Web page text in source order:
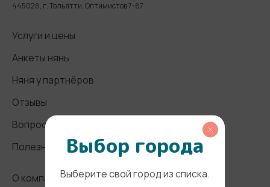
445028, г. Тольятти, Оптимистов 7-87
Услуги и цены
Анкеты нянь
Няня у партнёров
Отзывы
Вопросы и ответы
Полезные статьи
О компании
Выбор города
Выберите свой город из списка.